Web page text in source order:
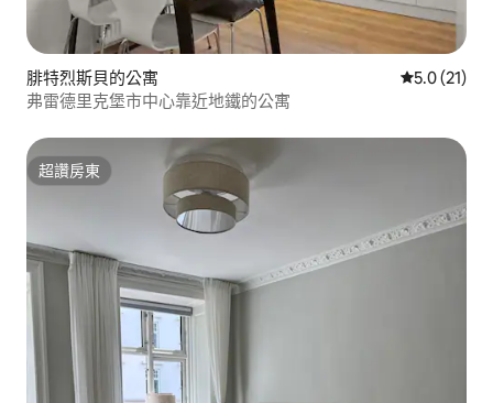
腓特烈斯貝的公寓 從 21 則評
5.0 (21)
弗雷德里克堡市中心靠近地鐵的公寓
超讚房東
超讚房東